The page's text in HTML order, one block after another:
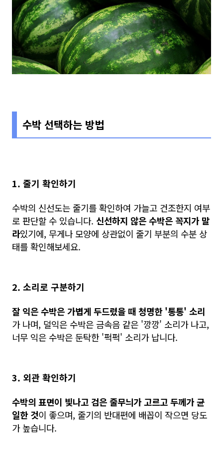
수박 선택하는 방법
1. 줄기 확인하기
수박의 신선도는 줄기를 확인하여 가늘고 건조한지 여부
로 판단할 수 있습니다. 신선하지 않은 수박은 꼭지가 말
라있기에, 무게나 모양에 상관없이 줄기 부분의 수분 상
태를 확인해보세요.
2. 소리로 구분하기
잘 익은 수박은 가볍게 두드렸을 때 청명한 '통통' 소리
가 나며, 덜익은 수박은 금속음 같은 '깡깡' 소리가 나고,
너무 익은 수박은 둔탁한 '퍽퍽' 소리가 납니다.
3. 외관 확인하기
수박의 표면이 빛나고 검은 줄무늬가 고르고 두께가 균
일한 것이 좋으며, 줄기의 반대편에 배꼽이 작으면 당도
가 높습니다.